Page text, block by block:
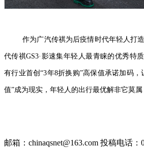
作为广汽传祺为后疫情时代年轻人打
代传祺GS3·影速集年轻人最青睐的优秀特
有行业首创“3年8折换购”高保值承诺加码
值”成为现实，年轻人的出行最优解非它莫属
邮箱：chinaqsnet@163.com 投稿电话：